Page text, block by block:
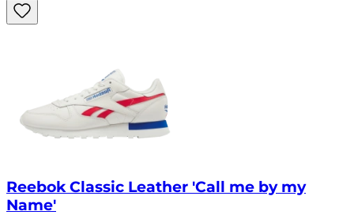
Reebok Classic Leather 'Call me by my
Name'